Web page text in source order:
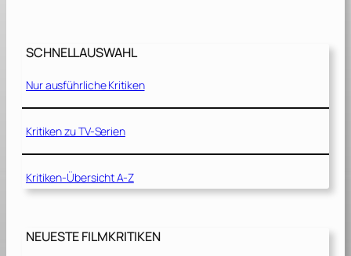
a
d
L
o
A
g
i
SCHNELLAUSWAHL
Nur ausführliche Kritiken
Kritiken zu TV-Serien
Kritiken-Übersicht A-Z
NEUESTE FILMKRITIKEN